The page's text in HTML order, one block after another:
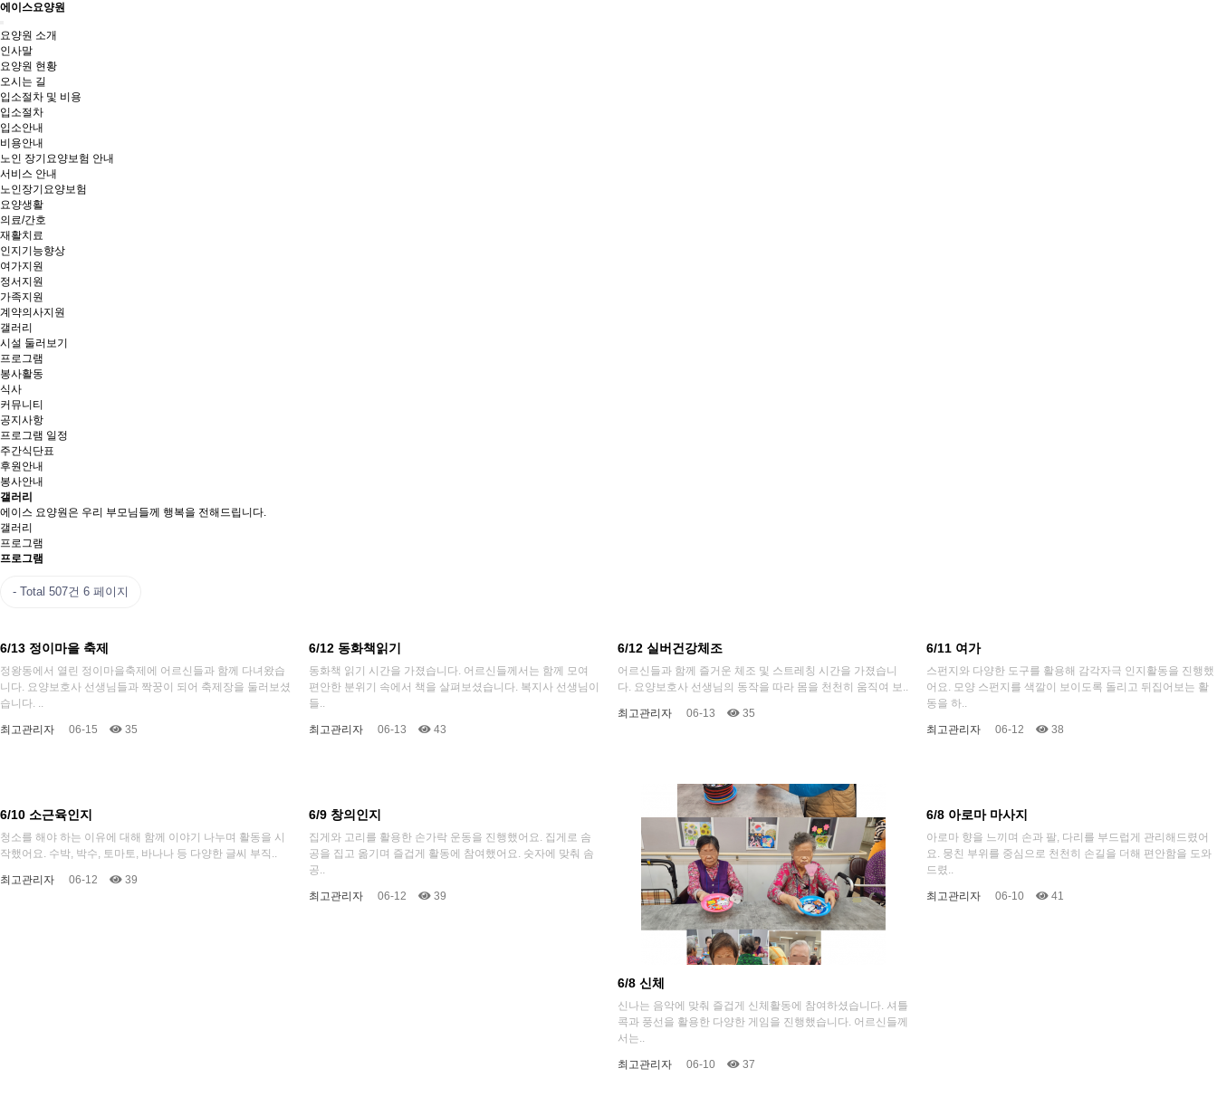
에이스요양원
Toggle
navigation
요양원 소개
인사말
요양원 현황
오시는 길
입소절차 및 비용
입소절차
입소안내
비용안내
노인 장기요양보험 안내
서비스 안내
노인장기요양보험
요양생활
의료/간호
재활치료
인지기능향상
여가지원
정서지원
가족지원
계약의사지원
갤러리
시설 둘러보기
프로그램
봉사활동
식사
커뮤니티
공지사항
프로그램 일정
주간식단표
후원안내
봉사안내
갤러리
에이스 요양원은 우리 부모님들께 행복을 전해드립니다.
갤러리
프로그램
프로그램
Total 507건 6 페이지
6/13 정이마을 축제
정왕동에서 열린 정이마을축제에 어르신들과 함께 다녀왔습
니다. 요양보호사 선생님들과 짝꿍이 되어 축제장을 둘러보셨
습니다. ..
최고관리자 06-15 35
6/12 동화책읽기
동화책 읽기 시간을 가졌습니다. 어르신들께서는 함께 모여
편안한 분위기 속에서 책을 살펴보셨습니다. 복지사 선생님이
들..
최고관리자 06-13 43
6/12 실버건강체조
어르신들과 함께 즐거운 체조 및 스트레칭 시간을 가졌습니
다. 요양보호사 선생님의 동작을 따라 몸을 천천히 움직여 보..
최고관리자 06-13 35
6/11 여가
스펀지와 다양한 도구를 활용해 감각자극 인지활동을 진행했
어요. 모양 스펀지를 색깔이 보이도록 돌리고 뒤집어보는 활
동을 하..
최고관리자 06-12 38
6/10 소근육인지
청소를 해야 하는 이유에 대해 함께 이야기 나누며 활동을 시
작했어요. 수박, 박수, 토마토, 바나나 등 다양한 글씨 부직..
최고관리자 06-12 39
6/9 창의인지
집게와 고리를 활용한 손가락 운동을 진행했어요. 집게로 솜
공을 집고 옮기며 즐겁게 활동에 참여했어요. 숫자에 맞춰 솜
공..
최고관리자 06-12 39
6/8 신체
신나는 음악에 맞춰 즐겁게 신체활동에 참여하셨습니다. 셔틀
콕과 풍선을 활용한 다양한 게임을 진행했습니다. 어르신들께
서는..
최고관리자 06-10 37
6/8 아로마 마사지
아로마 향을 느끼며 손과 팔, 다리를 부드럽게 관리해드렸어
요. 뭉친 부위를 중심으로 천천히 손길을 더해 편안함을 도와
드렸..
최고관리자 06-10 41